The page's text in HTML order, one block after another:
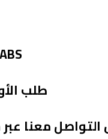
مصنوع من بلاستيك ال ABS
طلب
التواصل معنا